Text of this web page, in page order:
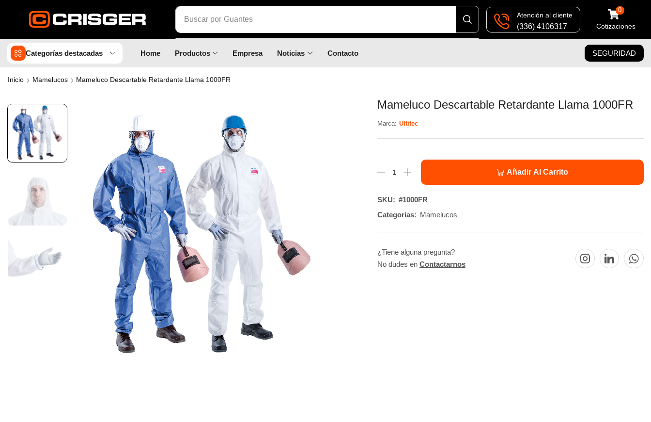
Buscar por Calzado
Atención al cliente
(336) 4106317
0
Cotizaciones
Categorías destacadas Home Productos Empresa Noticias Contacto SEGURIDAD
Inicio Mamelucos Mameluco Descartable Retardante Llama 1000FR
Mameluco Descartable Retardante Llama 1000FR
Marca: Ultitec
Añadir Al Carrito
SKU: #1000FR
Categorias: Mamelucos
¿Tiene alguna pregunta?
No dudes en Contactarnos